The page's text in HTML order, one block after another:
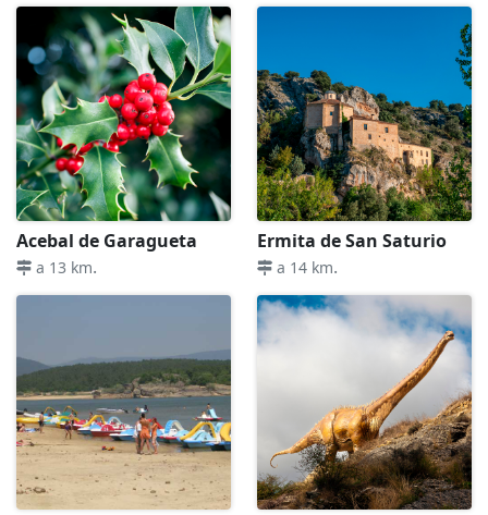
Acebal de Garagueta
a 13 km.
Ermita de San Saturio
a 14 km.